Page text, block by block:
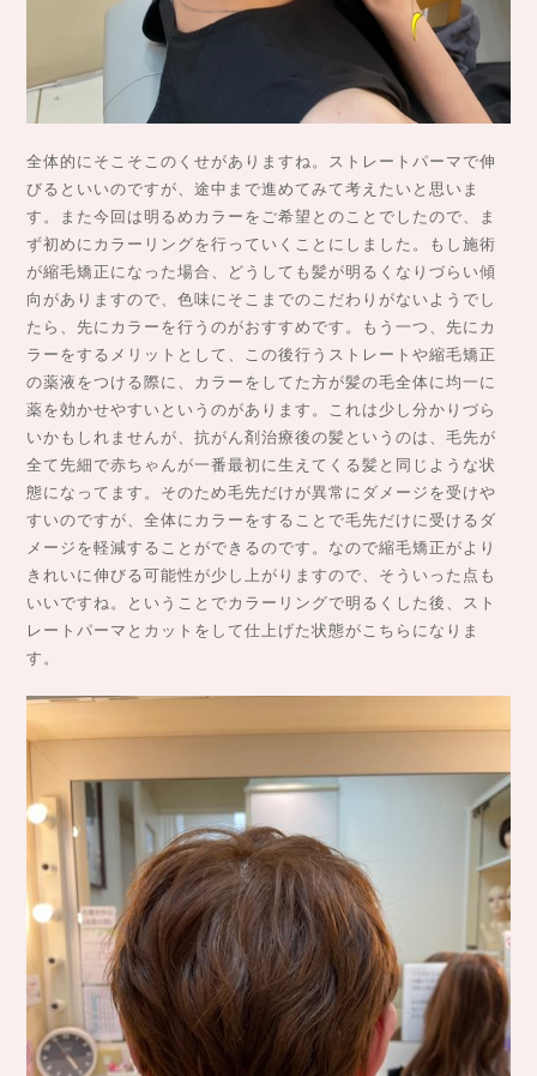
全体的にそこそこのくせがありますね。ストレートパーマで伸
びるといいのですが、途中まで進めてみて考えたいと思いま
す。また今回は明るめカラーをご希望とのことでしたので、ま
ず初めにカラーリングを行っていくことにしました。もし施術
が縮毛矯正になった場合、どうしても髪が明るくなりづらい傾
向がありますので、色味にそこまでのこだわりがないようでし
たら、先にカラーを行うのがおすすめです。もう一つ、先にカ
ラーをするメリットとして、この後行うストレートや縮毛矯正
の薬液をつける際に、カラーをしてた方が髪の毛全体に均一に
薬を効かせやすいというのがあります。これは少し分かりづら
いかもしれませんが、抗がん剤治療後の髪というのは、毛先が
全て先細で赤ちゃんが一番最初に生えてくる髪と同じような状
態になってます。そのため毛先だけが異常にダメージを受けや
すいのですが、全体にカラーをすることで毛先だけに受けるダ
メージを軽減することができるのです。なので縮毛矯正がより
きれいに伸びる可能性が少し上がりますので、そういった点も
いいですね。ということでカラーリングで明るくした後、スト
レートパーマとカットをして仕上げた状態がこちらになりま
す。